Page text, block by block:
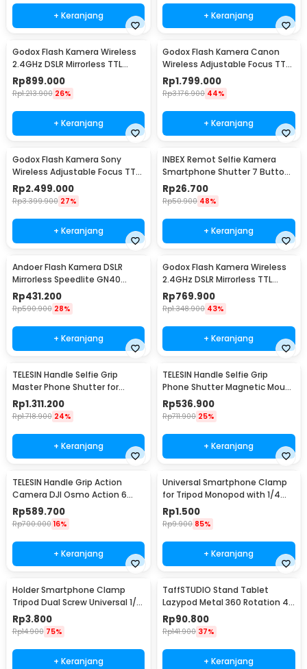
+ Keranjang + Keranjang
Godox Flash Kamera Wireless
2.4GHz DSLR Mirrorless TTL
900mAh 20Ws for Canon -
iT30Pro
Rp899.000
Rp1.213.900 26%
+ Keranjang
Godox Flash Kamera Canon
Wireless Adjustable Focus TTL
2980mAh 76Ws - V860IIIC
Rp1.799.000
Rp3.176.900 44%
+ Keranjang
Godox Flash Kamera Sony
Wireless Adjustable Focus TTL
2980mAh 76Ws - V860IIIS
Rp2.499.000
Rp3.399.900 27%
+ Keranjang
INBEX Remot Selfie Kamera
Smartphone Shutter 7 Buttons
Bluetooth 5.0 - AY05
Rp26.700
Rp50.900 48%
+ Keranjang
Andoer Flash Kamera DSLR
Mirrorless Speedlite GN40
5600K 30Ws - L201
Rp431.200
Rp590.900 28%
+ Keranjang
Godox Flash Kamera Wireless
2.4GHz DSLR Mirrorless TTL
900mAh 20Ws for Sony -
iT30Pro
Rp769.900
Rp1.348.900 43%
+ Keranjang
TELESIN Handle Selfie Grip
Master Phone Shutter for
Samsung S26 Ultra - P5-MCS-
15-TSX
Rp1.311.200
Rp1.718.900 24%
+ Keranjang
TELESIN Handle Selfie Grip
Phone Shutter Magnetic Mount
3200mAh - P5-MP-010
Rp536.900
Rp711.900 25%
+ Keranjang
TELESIN Handle Grip Action
Camera DJI Osmo Action 6
Street Photography - S6-FMS-
39-TDJ
Rp589.700
Rp700.000 16%
+ Keranjang
Universal Smartphone Clamp
for Tripod Monopod with 1/4
Inch Screw Hole M - SC-M
Rp1.500
Rp9.900 85%
+ Keranjang
Holder Smartphone Clamp
Tripod Dual Screw Universal 1/4
Inch - RV79
Rp3.800
Rp14.900 75%
+ Keranjang
TaffSTUDIO Stand Tablet
Lazypod Metal 360 Rotation 4-
6.7 Inch - DONGC-001
Rp90.800
Rp141.900 37%
+ Keranjang